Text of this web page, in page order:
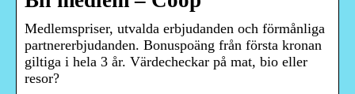
Medlemspriser, utvalda erbjudanden och förmånliga
partnererbjudanden. Bonuspoäng från första kronan
giltiga i hela 3 år. Värdecheckar på mat, bio eller
resor?